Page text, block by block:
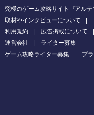
究極のゲーム攻略サイト『アルテ
取材やインタビューについて
利用規約
広告掲載について
運営会社
ライター募集
ゲーム攻略ライター募集
プ